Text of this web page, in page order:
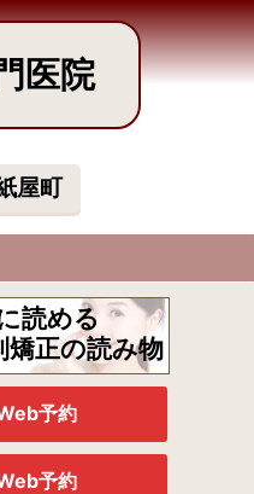
医院
屋町
読める
矯正の読み物
予約
予約